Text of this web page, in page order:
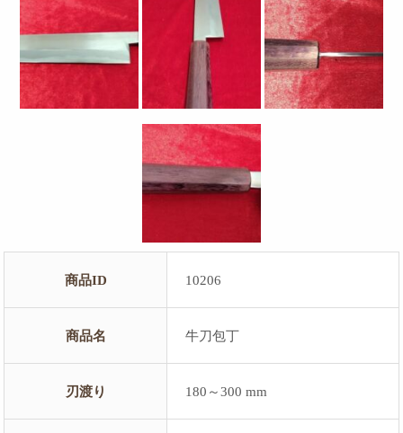
商品ID 10206
商品名 牛刀包丁
刃渡り 180～300 mm